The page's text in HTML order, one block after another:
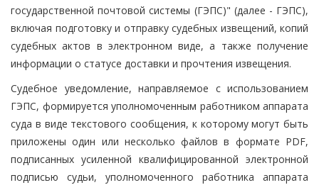
государственной почтовой системы (ГЭПС)" (далее - ГЭПС),
включая подготовку и отправку судебных извещений, копий
судебных актов в электронном виде, а также получение
информации о статусе доставки и прочтения извещения.
Судебное уведомление, направляемое с использованием
ГЭПС, формируется уполномоченным работником аппарата
суда в виде текстового сообщения, к которому могут быть
приложены один или несколько файлов в формате PDF,
подписанных усиленной квалифицированной электронной
подписью судьи, уполномоченного работника аппарата